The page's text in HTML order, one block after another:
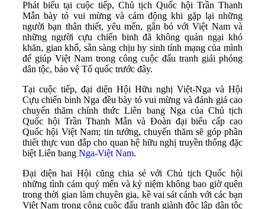
Phát biểu tại cuộc tiếp, Chủ tịch Quốc hội Trần Thanh
Mẫn bày tỏ vui mừng và cảm động khi gặp lại những
người bạn thân thiết, yêu mến, gắn bó với Việt Nam và
những người cựu chiến binh đã không quản ngại khó
khăn, gian khổ, sẵn sàng chịu hy sinh tính mạng của mình
để giúp Việt Nam trong công cuộc đấu tranh giải phóng
dân tộc, bảo vệ Tổ quốc trước đây.
Tại cuộc tiếp, đại diện Hội Hữu nghị Việt-Nga và Hội
Cựu chiến binh Nga đều bày tỏ vui mừng và đánh giá cao
chuyến thăm chính thức Liên bang Nga của Chủ tịch
Quốc hội Trần Thanh Mẫn và Đoàn đại biểu cấp cao
Quốc hội Việt Nam; tin tưởng, chuyến thăm sẽ góp phần
thiết thực vun đắp cho quan hệ hữu nghị truyền thống đặc
biệt Liên bang Nga-Việt Nam.
Đại diện hai Hội cũng chia sẻ với Chủ tịch Quốc hội
những tình cảm quý mến và kỷ niệm không bao giờ quên
trong thời gian làm chuyên gia, kề vai sát cánh với các bạn
Việt Nam trong công cuộc đấu tranh giành độc lập dân tộc